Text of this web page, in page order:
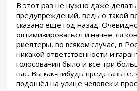
В этот раз не нужно даже делать
предупреждений, ведь о такой
сказано еще год назад.
оптимизироваться и начнется
риелтеры, во всяком случае, в
никакой ответственности и
голосования было и все три
нас. Вы как-нибудь представьте,
подошёл на улице человек и